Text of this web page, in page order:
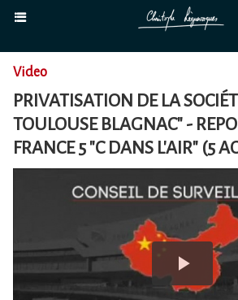
Video
PRIVATISATION DE LA
TOULOUSE BLAGNAC" -
FRANCE 5 "C DANS L'AIR" (5